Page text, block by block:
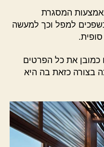
המסגרת
למפל וכך למעשה
כמובן את כל הפרטים
בצורה כזאת בה היא